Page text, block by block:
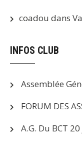
coadou dans
INFOS CLUB
Assemblée
FORUM DES
A.G. Du BCT